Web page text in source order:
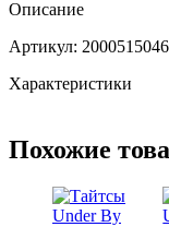
Майка
By
Grey
мужская
XL
Описание
Артикул:
Характеристики
Похожие